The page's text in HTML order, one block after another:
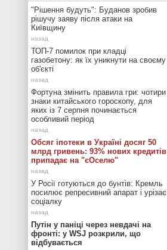
"Рішення будуть": Буданов зробив
рішучу заяву після атаки на
Київщину
ТОП-7 помилок при кладці
газобетону: як їх уникнути на своєму
об'єкті
Фортуна змінить правила гри: чотири
знаки китайського гороскопу, для
яких із 7 серпня починається
особливий період
Обсяг іпотеки в Україні досяг 50
млрд гривень: 93% нових кредитів
припадає на "єОселю"
У Росії готуються до бунтів: Кремль
посилює репресивний апарат і урізає
соціалку
Путін у паніці через невдачі на
фронті: у WSJ розкрили, що
відбувається